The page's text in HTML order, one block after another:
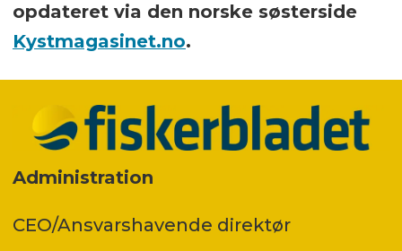
opdateret via den norske søsterside
Kystmagasinet.no.
Administration
CEO/Ansvarshavende direktør